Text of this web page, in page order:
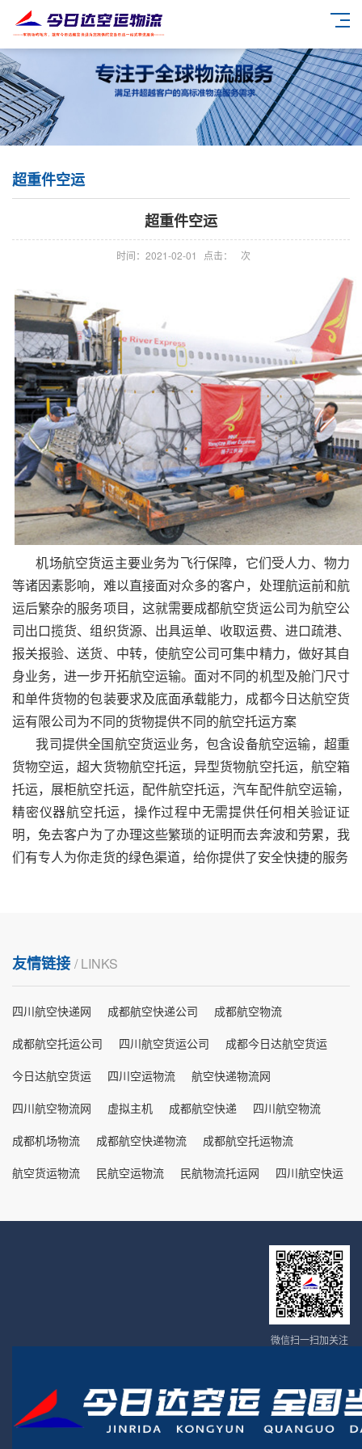
超重件空运
超重件空运
时间：2021-02-01 点击： 次
机场航空货运主要业务为飞行保障，它们受人力、物力
等诸因素影响，难以直接面对众多的客户，处理航运前和航
运后繁杂的服务项目，这就需要成都航空货运公司为航空公
司出口揽货、组织货源、出具运单、收取运费、进口疏港、
报关报验、送货、中转，使航空公司可集中精力，做好其自
身业务，进一步开拓航空运输。面对不同的机型及舱门尺寸
和单件货物的包装要求及底面承载能力，成都今日达航空货
运有限公司为不同的货物提供不同的航空托运方案
我司提供全国航空货运业务，包含设备航空运输，超重
货物空运，超大货物航空托运，异型货物航空托运，航空箱
托运，展柜航空托运，配件航空托运，汽车配件航空运输，
精密仪器航空托运，操作过程中无需提供任何相关验证证
明，免去客户为了办理这些繁琐的证明而去奔波和劳累，我
们有专人为你走货的绿色渠道，给你提供了安全快捷的服务
友情链接 / LINKS
四川航空快递网 成都航空快递公司
成都航空物流
成都航空托运公司
四川航空货运公司
成都今日达航空货运
今日达航空货运
四川空运物流
航空快递物流网
四川航空物流网
虚拟主机 成都航空快递
四川航空物流
成都机场物流
成都航空快递物流
成都航空托运物流
航空货运物流
民航空运物流 民航物流托运网 四川航空快运
微信扫一扫加关注